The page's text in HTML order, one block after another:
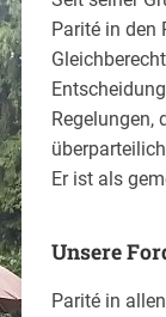
Parité in den
Regelungen,
Er ist als
Unsere
Parité in